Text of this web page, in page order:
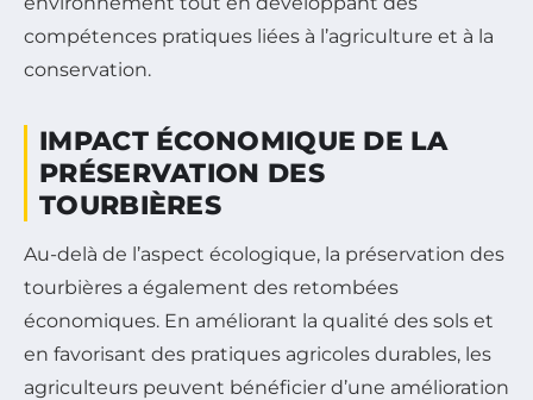
compétences pratiques liées à l’agriculture et à la
conservation.
IMPACT ÉCONOMIQUE DE LA
PRÉSERVATION DES
TOURBIÈRES
Au-delà de l’aspect écologique, la préservation des
tourbières a également des retombées
économiques. En améliorant la qualité des sols et
en favorisant des pratiques agricoles durables, les
agriculteurs peuvent bénéficier d’une amélioration